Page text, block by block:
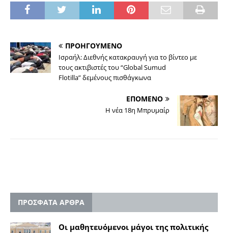
ΠΡΟΗΓΟΥΜΕΝΟ
Ισραήλ: Διεθνής κατακραυγή για το βίντεο με
τους ακτιβιστές του “Global Sumud
Flotilla” δεμένους πισθάγκωνα
ΕΠΟΜΕΝΟ
Η νέα 18η Μπρυμαίρ
ΠΡΟΣΦΑΤΑ ΑΡΘΡΑ
Οι μαθητευόμενοι μάγοι της πολιτικής